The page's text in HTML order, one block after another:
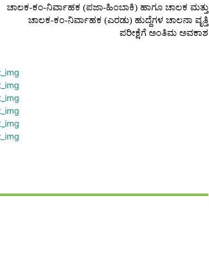
ಚಾಲಕ-ಕಂ-ನಿರ್ವಾಹಕ (ಪಜಾ-ಹಿಂಬಾಕಿ) ಹಾಗೂ ಚಾಲಕ ಮತ್ತು
ಚಾಲಕ-ಕಂ-ನಿರ್ವಾಹಕ (ಎರಡು) ಹುದ್ದೆಗಳ ಚಾಲನಾ ವೃತ್ತಿ
ಪರೀಕ್ಷೆಗೆ ಅಂತಿಮ ಅವಕಾಶ